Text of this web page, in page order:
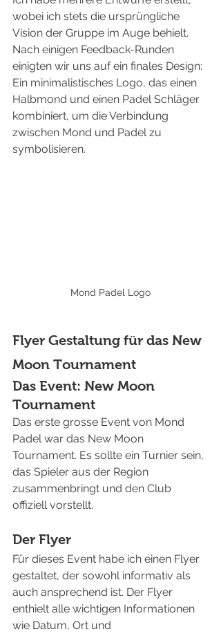
wobei ich stets die ursprüngliche
Vision der Gruppe im Auge behielt.
Nach einigen Feedback-Runden
einigten wir uns auf ein finales Design:
Ein minimalistisches Logo, das einen
Halbmond und einen Padel Schläger
kombiniert, um die Verbindung
zwischen Mond und Padel zu
symbolisieren.
Mond Padel Logo
Flyer Gestaltung für das New
Moon Tournament
Das Event: New Moon
Tournament
Das erste grosse Event von Mond
Padel war das New Moon
Tournament. Es sollte ein Turnier sein,
das Spieler aus der Region
zusammenbringt und den Club
offiziell vorstellt.
Der Flyer
Für dieses Event habe ich einen Flyer
gestaltet, der sowohl informativ als
auch ansprechend ist. Der Flyer
enthielt alle wichtigen Informationen
wie Datum, Ort und